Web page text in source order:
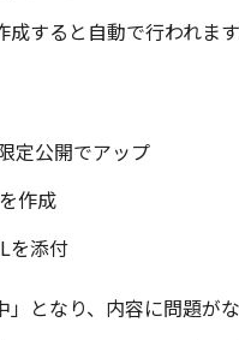
すると自動で行われます
定公開でアップ
作成
を添付
となり、内容に問題が